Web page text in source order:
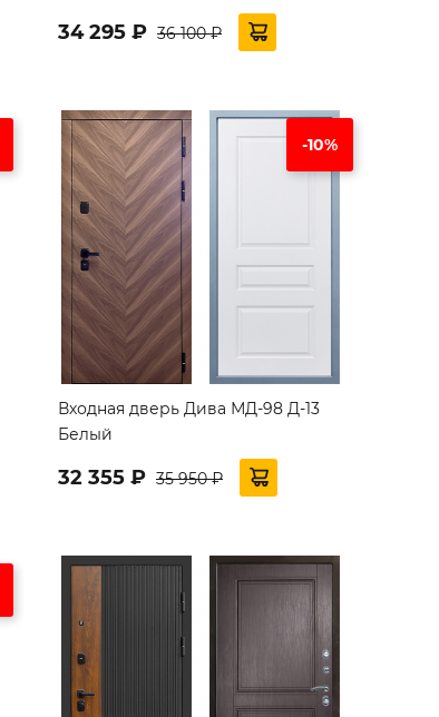
34 295 ₽ 36 100 ₽
-10%
Входная дверь Дива МД-98 Д-13
Белый
32 355 ₽ 35 950 ₽